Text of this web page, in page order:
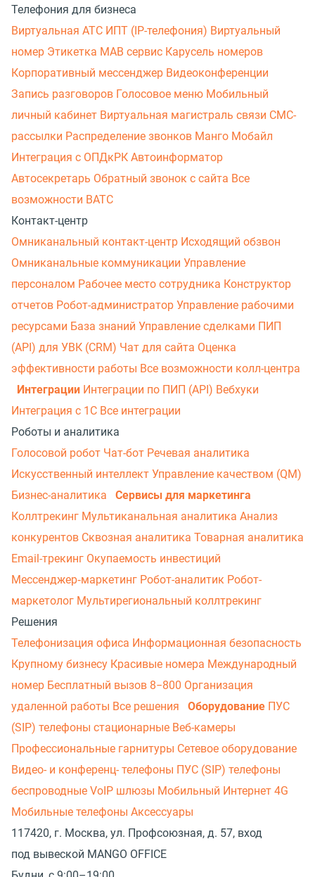
Телефония для бизнеса
Виртуальная АТС ИПТ (IP-телефония) Виртуальный
номер Этикетка МАВ сервис Карусель номеров
Корпоративный мессенджер Видеоконференции
Запись разговоров Голосовое меню Мобильный
личный кабинет Виртуальная магистраль связи СМС-
рассылки Распределение звонков Манго Мобайл
Интеграция с ОПДкРК Автоинформатор
Автосекретарь Обратный звонок с сайта Все
возможности ВАТС
Контакт-центр
Омниканальный контакт-центр Исходящий обзвон
Омниканальные коммуникации Управление
персоналом Рабочее место сотрудника Конструктор
отчетов Робот-администратор Управление рабочими
ресурсами База знаний Управление сделками ПИП
(API) для УВК (CRM) Чат для сайта Оценка
эффективности работы Все возможности колл-центра
Интеграции Интеграции по ПИП (API) Вебхуки
Интеграция с 1С Все интеграции
Роботы и аналитика
Голосовой робот Чат-бот Речевая аналитика
Искусственный интеллект Управление качеством (QM)
Бизнес-аналитика
Сервисы для маркетинга
Коллтрекинг Мультиканальная аналитика Анализ
конкурентов Сквозная аналитика Товарная аналитика
Email-трекинг Окупаемость инвестиций
Мессенджер‑маркетинг Робот-аналитик Робот-
маркетолог Мультирегиональный коллтрекинг
Решения
Телефонизация офиса Информационная безопасность
Крупному бизнесу Красивые номера Международный
номер Бесплатный вызов 8−800 Организация
удаленной работы Все решения Оборудование ПУС
(SIP) телефоны стационарные Веб-камеры
Профессиональные гарнитуры Сетевое оборудование
Видео- и конференц- телефоны ПУС (SIP) телефоны
беспроводные VoIP шлюзы Мобильный Интернет 4G
Мобильные телефоны Аксессуары
117420, г. Москва, ул. Профсоюзная, д. 57, вход
под вывеской MANGO OFFICE